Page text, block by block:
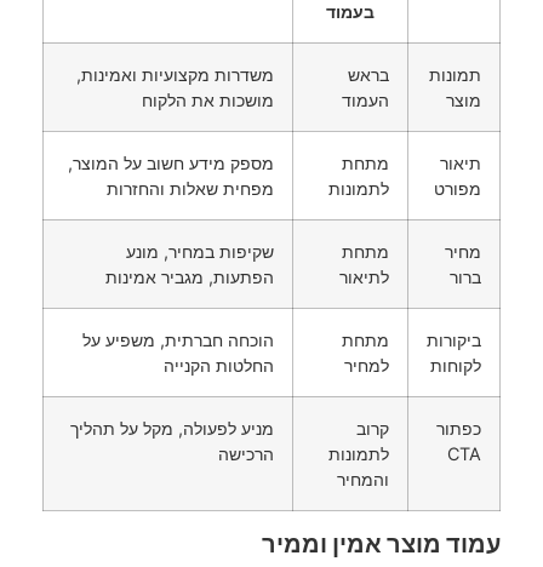
בעמוד
תמונות
מוצר
בראש
העמוד
משדרות מקצועיות ואמינות,
מושכות את הלקוח
תיאור
מפורט
מתחת
לתמונות
מספק מידע חשוב על המוצר,
מפחית שאלות והחזרות
מחיר
ברור
מתחת
לתיאור
שקיפות במחיר, מונע
הפתעות, מגביר אמינות
ביקורות
לקוחות
מתחת
למחיר
הוכחה חברתית, משפיע על
החלטות הקנייה
כפתור
CTA
קרוב
לתמונות
והמחיר
מניע לפעולה, מקל על תהליך
הרכישה
עמוד מוצר אמין וממיר